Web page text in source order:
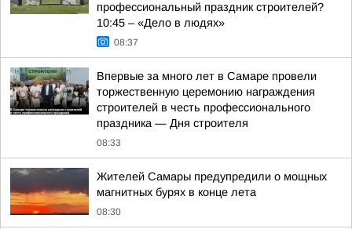
профессиональный праздник строителей?
10:45 – «Дело в людях»
08:37
Впервые за много лет в Самаре провели
торжественную церемонию награждения
строителей в честь профессионального
праздника — Дня строителя
08:33
Жителей Самары предупредили о мощных
магнитных бурях в конце лета
08:30